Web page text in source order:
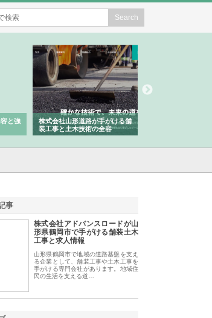
と強
株式会社山形道路が手がける舗
装工事と土木技術の全容
事
株式会社アドバンスロードが山
形県鶴岡市で手がける舗装土木
工事と求人情報
山形県鶴岡市で地域の道路基盤を支え
る企業として、舗装工事や土木工事を
手がける専門会社があります。地域住
民の生活を支える道…